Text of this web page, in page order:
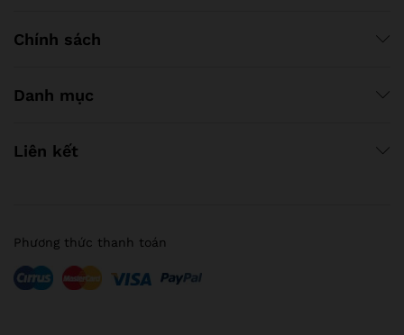
Chính sách
Danh mục
Liên kết
Phương thức thanh toán